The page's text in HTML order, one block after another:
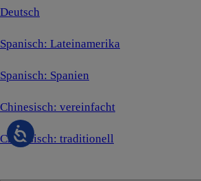
Deutsch
Spanisch: Lateinamerika
Spanisch: Spanien
Chinesisch: vereinfacht
Chinesisch: traditionell